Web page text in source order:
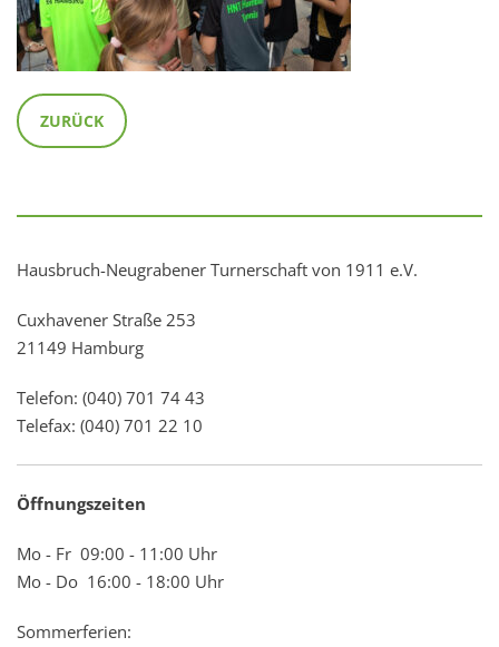
ZURÜCK
Hausbruch-Neugrabener Turnerschaft von 1911 e.V.
Cuxhavener Straße 253
21149 Hamburg
Telefon: (040) 701 74 43
Telefax: (040) 701 22 10
Öffnungszeiten
Mo - Fr 09:00 - 11:00 Uhr
Mo - Do 16:00 - 18:00 Uhr
Sommerferien: